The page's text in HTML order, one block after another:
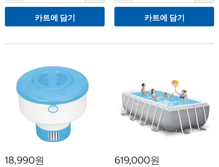
카트에 담기 카트에 담기
18,990원 619,000원